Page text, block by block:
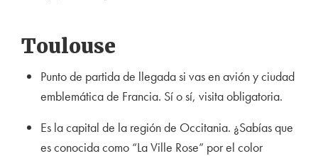
Toulouse
Punto de partida de llegada si vas en avión y ciudad
emblemática de Francia. Sí o sí, visita obligatoria.
Es la capital de la región de Occitania. ¿Sabías que
es conocida como “La Ville Rose” por el color